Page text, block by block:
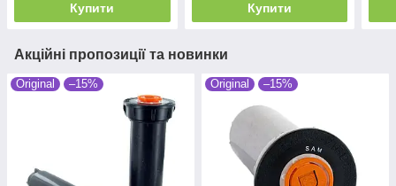
Купити Купити
Акційні пропозиції та новинки
Original –15% Original –15%